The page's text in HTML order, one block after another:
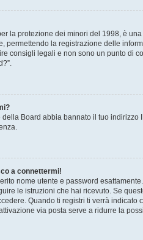
la protezione dei minori del 1998, è
permettendo la registrazione delle
consigli legali e non sono un punto di
della Board abbia bannato il tuo
a connettermi!
nome utente e password
le istruzioni che hai ricevuto. Se
Quando ti registri ti verrà
via posta serve a ridurre la